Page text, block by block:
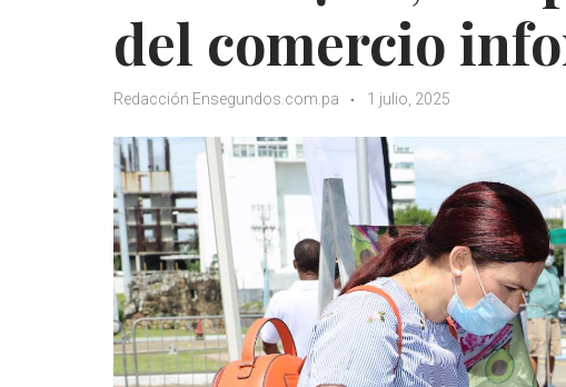
del comercio
Redacción Ensegundos.com.pa 1 julio, 2025